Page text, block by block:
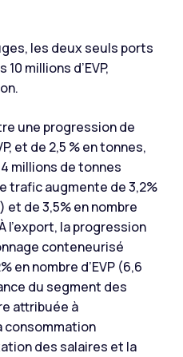
les deux seuls ports
millions d’EVP,
une progression de
et de 2,5 % en tonnes,
millions de tonnes
trafic augmente de 3,2%
et de 3,5% en nombre
l’export, la progression
conteneurisé
en nombre d’EVP (6,6
du segment des
attribuée à
consommation
des salaires et la